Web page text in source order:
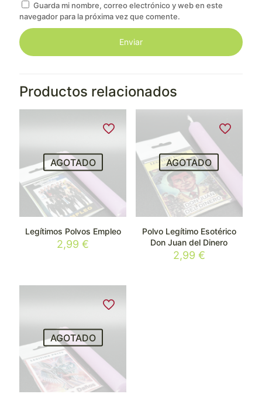
Guarda mi nombre, correo electrónico y web en este
navegador para la próxima vez que comente.
Productos relacionados
AGOTADO
Legítimos Polvos Empleo
2,99€
AGOTADO
Polvo Legítimo Esotérico
Don Juan del Dinero
2,99 €
AGOTADO